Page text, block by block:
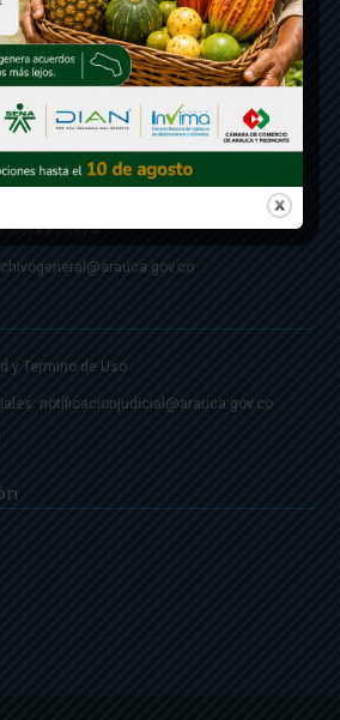
Esquina
Ciudadania: 57- 6078851946
607885 3374
y Termino de Uso
notificacionjudicial@arauca.gov.co